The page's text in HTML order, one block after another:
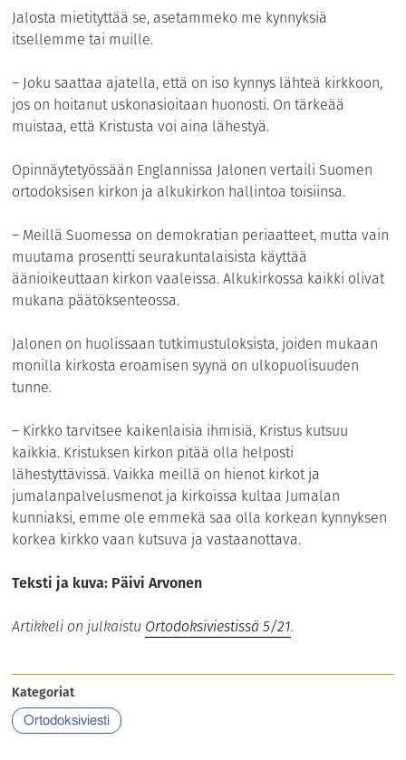
Jalosta mietityttää se, asetammeko me kynnyksiä
itsellemme tai muille.
– Joku saattaa ajatella, että on iso kynnys lähteä kirkkoon,
jos on hoitanut uskonasioitaan huonosti. On tärkeää
muistaa, että Kristusta voi aina lähestyä.
Opinnäytetyössään Englannissa Jalonen vertaili Suomen
ortodoksisen kirkon ja alkukirkon hallintoa toisiinsa.
– Meillä Suomessa on demokratian periaatteet, mutta vain
muutama prosentti seurakuntalaisista käyttää
äänioikeuttaan kirkon vaaleissa. Alkukirkossa kaikki olivat
mukana päätöksenteossa.
Jalonen on huolissaan tutkimustuloksista, joiden mukaan
monilla kirkosta eroamisen syynä on ulkopuolisuuden
tunne.
– Kirkko tarvitsee kaikenlaisia ihmisiä, Kristus kutsuu
kaikkia. Kristuksen kirkon pitää olla helposti
lähestyttävissä. Vaikka meillä on hienot kirkot ja
jumalanpalvelusmenot ja kirkoissa kultaa Jumalan
kunniaksi, emme ole emmekä saa olla korkean kynnyksen
korkea kirkko vaan kutsuva ja vastaanottava.
Teksti ja kuva: Päivi Arvonen
Artikkeli on julkaistu Ortodoksiviestissä 5/21.
Kategoriat
Ortodoksiviesti